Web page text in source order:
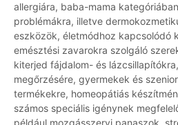
allergiára, baba-mama
problémákra, illetve
eszközök, életmódhoz kapcsolódó
emésztési zavarokra szolgáló
kiterjed fájdalom- és
megőrzésére, gyermekek és
termékekre, homeopátiás
számos speciális igénynek
például mozgásszervi panaszok,